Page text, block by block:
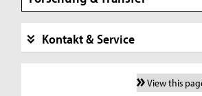
Kontakt & Service
View this